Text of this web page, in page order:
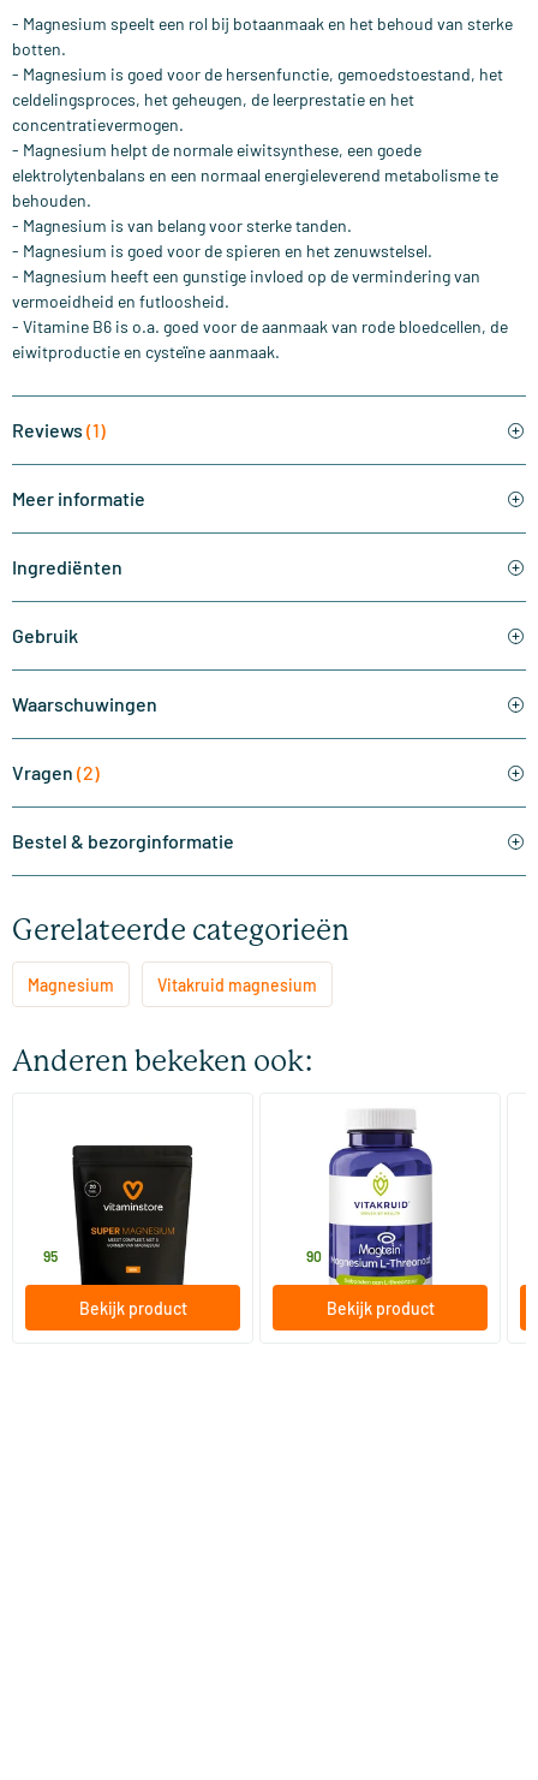
- Magnesium speelt een rol bij botaanmaak en het behoud van sterke
botten.
- Magnesium is goed voor de hersenfunctie, gemoedstoestand, het
celdelingsproces, het geheugen, de leerprestatie en het
concentratievermogen.
- Magnesium helpt de normale eiwitsynthese, een goede
elektrolytenbalans en een normaal energieleverend metabolisme te
behouden.
- Magnesium is van belang voor sterke tanden.
- Magnesium is goed voor de spieren en het zenuwstelsel.
- Magnesium heeft een gunstige invloed op de vermindering van
vermoeidheid en futloosheid.
- Vitamine B6 is o.a. goed voor de aanmaak van rode bloedcellen, de
eiwitproductie en cysteïne aanmaak.
Reviews (1)
Meer informatie
Ingrediënten
Gebruik
Waarschuwingen
Vragen (2)
Bestel & bezorginformatie
Gerelateerde categorieën
Magnesium Vitakruid magnesium
Anderen bekeken ook:
Super Magnesium mini
verpakking
20 tabletten
Vitaminstore
95
Bekijk product
(1)
Magnesium L-Threonaat
Magtein
90 vegicaps
Vitakruid
.90
Bekijk product